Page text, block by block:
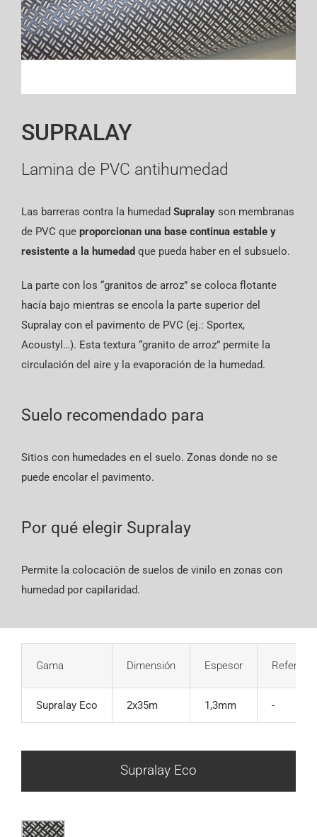
English
SUPRALAY
Lamina de PVC antihumedad
Las barreras contra la humedad Supralayson membranas
de PVC que proporcionan una base continua estable y
resistente a la humedad que pueda haber en el subsuelo.
La parte con los “granitos de arroz” se coloca flotante
hacía bajo mientras se encola la parte superior del
Supralay con el pavimento de PVC (ej.: Sportex,
Acoustyl…). Esta textura “granito de arroz” permite la
circulación del aire y la evaporación de la humedad.
Suelo recomendado para
Sitios con humedades en el suelo. Zonas donde no se
puede encolar el pavimento.
Por qué elegir Supralay
Permite la colocación de suelos de vinilo en zonas con
humedad por capilaridad.
Gama Dimensión Espesor
Supralay Eco 2x35m 1,3mm -
Supralay Eco